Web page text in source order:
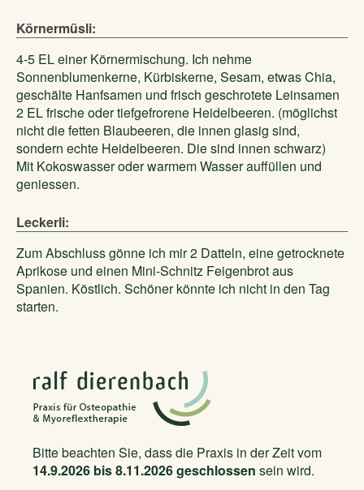
Körnermüsli:
4-5 EL einer Körnermischung. Ich nehme
Sonnenblumenkerne, Kürbiskerne, Sesam, etwas Chia,
geschälte Hanfsamen und frisch geschrotete Leinsamen
2 EL frische oder tiefgefrorene Heidelbeeren. (möglichst
nicht die fetten Blaubeeren, die innen glasig sind,
sondern echte Heidelbeeren. Die sind innen schwarz)
Mit Kokoswasser oder warmem Wasser auffüllen und
geniessen.
Leckerli:
Zum Abschluss gönne ich mir 2 Datteln, eine getrocknete
Aprikose und einen Mini-Schnitz Feigenbrot aus
Spanien. Köstlich. Schöner könnte ich nicht in den Tag
starten.
Bitte beachten Sie, dass die Praxis in der Zeit vom
14.9.2026 bis 8.11.2026 geschlossen sein wird.